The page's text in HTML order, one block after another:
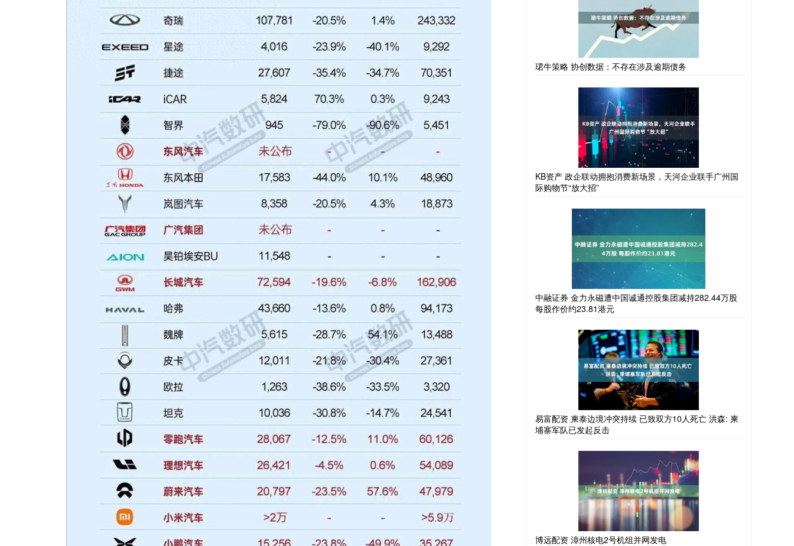
珺牛策略 协创数据：不存在涉及逾期债务
KB资产 政企联动拥抱消费新场景，天河企业联手广州国
际购物节“放大招”
中融证券 金力永磁遭中国诚通控股集团减持282.44万股
每股作价约23.81港元
易富配资 柬泰边境冲突持续 已致双方10人死亡 洪森: 柬
埔寨军队已发起反击
博远配资 漳州核电2号机组并网发电